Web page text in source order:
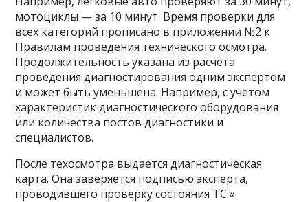
мотоциклы — за 10 минут. Время проверки для
всех категорий прописано в приложении №2 к
Правилам проведения технического осмотра.
Продолжительность указана из расчета
проведения диагностирования одним экспертом
и может быть уменьшена. Например, с учетом
характеристик диагностического оборудования
или количества постов диагностики и
специалистов.
После техосмотра выдается диагностическая
карта. Она заверяется подписью эксперта,
проводившего проверку состояния ТС.«